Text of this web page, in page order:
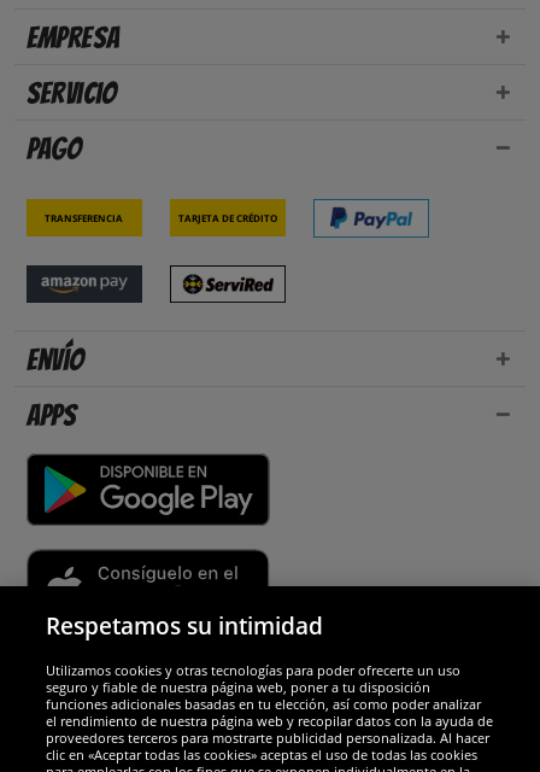
Empresa
Servicio
Pago
Transferencia Tarjeta de crédito
Envío
Apps
Socios y seguridad
Galardones
Respetamos su intimidad
Utilizamos cookies y otras tecnologías para poder ofrecerte un uso
seguro y fiable de nuestra página web, poner a tu disposición
funciones adicionales basadas en tu elección, así como poder analizar
el rendimiento de nuestra página web y recopilar datos con la ayuda de
proveedores terceros para mostrarte publicidad personalizada. Al hacer
clic en «Aceptar todas las cookies» aceptas el uso de todas las cookies